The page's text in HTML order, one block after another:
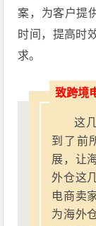
案，为客户提
时间，提高时
求。
致跨境
这
到了前
展，让
外仓这
电商卖
为海外